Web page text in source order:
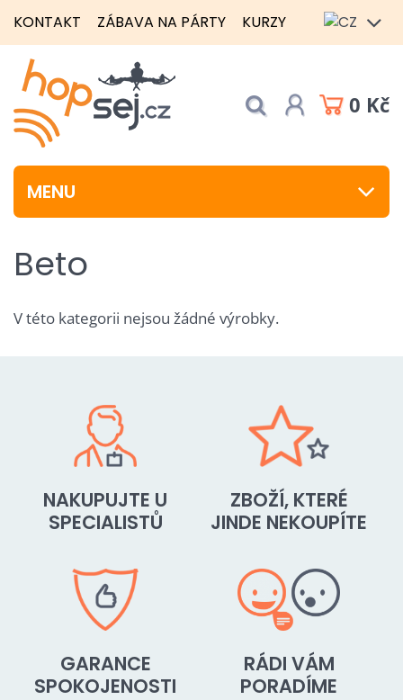
KONTAKT ZÁBAVA NA PÁRTY KURZY
0 Kč
MENU
Beto
V této kategorii nejsou žádné výrobky.
NAKUPUJTE U
SPECIALISTŮ
ZBOŽÍ, KTERÉ
JINDE NEKOUPÍTE
GARANCE
SPOKOJENOSTI
RÁDI VÁM
PORADÍME